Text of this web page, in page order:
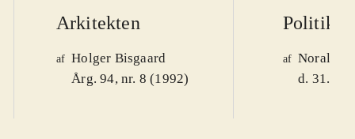
Arkitekten
af Holger Bisgaard
Årg. 94, nr. 8 (1992)
Politiken
af Noralv
d. 31.